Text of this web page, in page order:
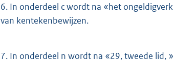
6. In onderdeel c wordt na «het
van kentekenbewijzen.
7. In onderdeel n wordt na «29, tweede lid,